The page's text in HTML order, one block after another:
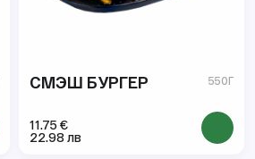
СМЭШ БУРГЕР 550Г
11.75 €
22.98 лв